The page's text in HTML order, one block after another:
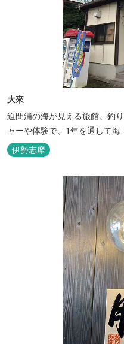
大來
迫間浦の海が見える旅館。釣
ャーや体験で、1年を通して海
伊勢志摩